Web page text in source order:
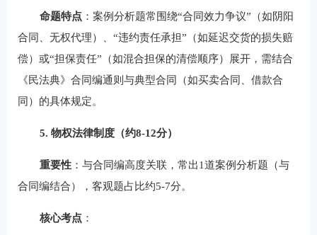
命题特点：案例分析题常围绕“合同效力争议”（如阴阳
合同、无权代理）、“违约责任承担”（如延迟交货的损失赔
偿）或“担保责任”（如混合担保的清偿顺序）展开，需结合
《民法典》合同编通则与典型合同（如买卖合同、借款合
同）的具体规定。
5. 物权法律制度（约8-12分）
重要性：与合同编高度关联，常出1道案例分析题（与
合同编结合），客观题占比约5-7分。
核心考点：